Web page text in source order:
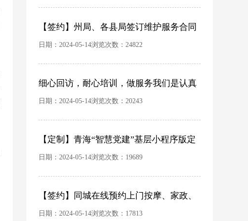
【签约】州局、各县局签订维护服务合同
日期：2024-05-14浏览次数：24822
细心回访，耐心培训，做服务我们是认真
的！
日期：2024-05-14浏览次数：20243
【定制】青海“智慧党建”基层小程序版定
制开发完成
日期：2024-05-14浏览次数：19689
【签约】同城在线预约上门按摩、家政、
维修小程序预约平台
日期：2024-05-14浏览次数：17813